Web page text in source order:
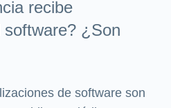
recibe
¿Son
de software son